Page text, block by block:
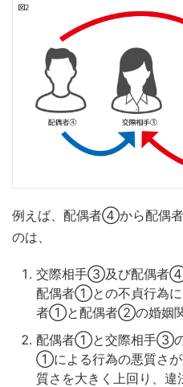
例えば、配偶者④から配偶
のは、
交際相手③及び配偶者
配偶者①との不貞行為に
者①と配偶者②の婚姻関
配偶者①と交際相手③の
①による行為の悪質さ
質さを大きく上回り、違